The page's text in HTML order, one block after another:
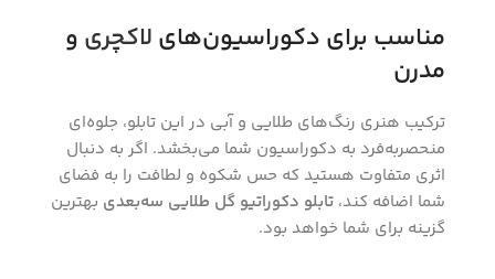
مناسب برای دکوراسیون‌های لاکچری و
مدرن
ترکیب هنری رنگ‌های طلایی و آبی در این تابلو، جلوه‌ای
منحصربه‌فرد به دکوراسیون شما می‌بخشد. اگر به دنبال
اثری متفاوت هستید که حس شکوه و لطافت را به فضای
شما اضافه کند، تابلو دکوراتیو گل طلایی سه‌بعدی بهترین
گزینه برای شما خواهد بود.